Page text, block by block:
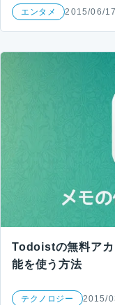
エンタメ 2015/06/17
Todoistの無料アカ
能を使う方法
テクノロジー 2015/